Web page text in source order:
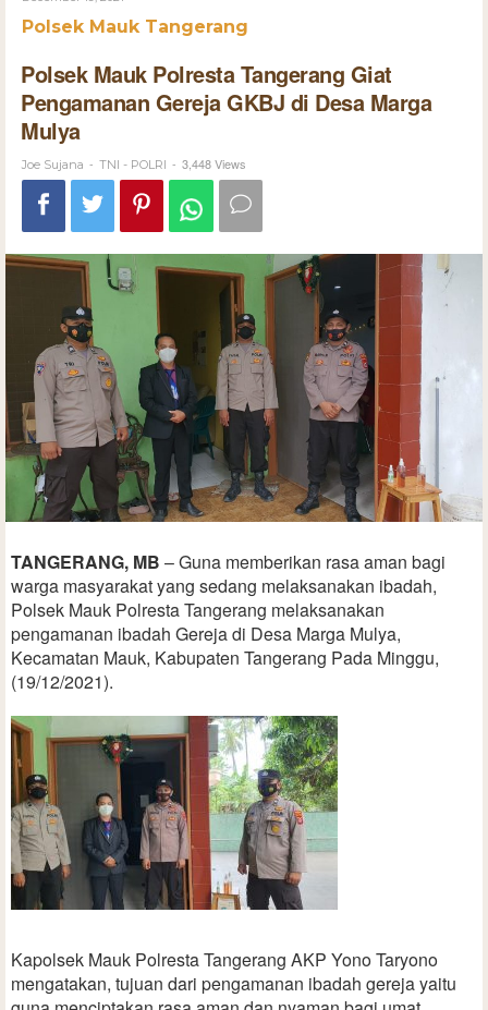
Polsek Mauk Tangerang
Polsek Mauk Polresta Tangerang Giat
Pengamanan Gereja GKBJ di Desa Marga
Mulya
Joe Sujana - TNI - POLRI - 3,448 Views
TANGERANG, MB – Guna memberikan rasa aman bagi
warga masyarakat yang sedang melaksanakan ibadah,
Polsek Mauk Polresta Tangerang melaksanakan
pengamanan ibadah Gereja di Desa Marga Mulya,
Kecamatan Mauk, Kabupaten Tangerang Pada Minggu,
(19/12/2021).
Kapolsek Mauk Polresta Tangerang AKP Yono Taryono
mengatakan, tujuan dari pengamanan ibadah gereja yaitu